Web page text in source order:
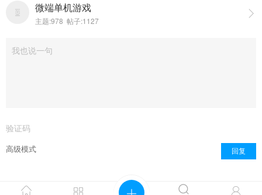

微端单机游戏
主题:978 帖子:1127
点击重新加载
高级模式 回复
discuz模板 Copyright © 2001-2021
   